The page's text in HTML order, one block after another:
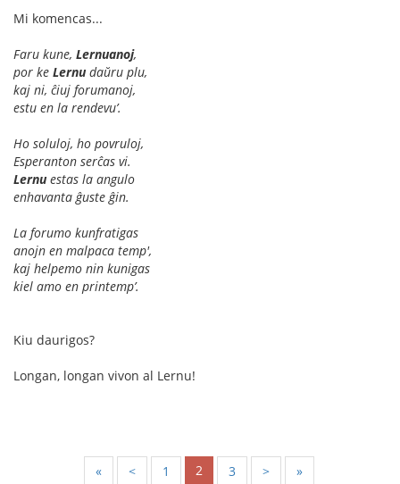
Mi komencas...
Faru kune, Lernuanoj,
por ke Lernudaŭru plu,
kaj ni, ĉiuj forumanoj,
estu en la rendevu’.
Ho soluloj, ho povruloj,
Esperanton serĉas vi.
Lernuestas la angulo
enhavanta ĝuste ĝin.
La forumo kunfratigas
anojn en malpaca temp',
kaj helpemo nin kunigas
kiel amo en printemp’.
Kiu daurigos?
Longan, longan vivon al Lernu!
« < 1 2 3 > »